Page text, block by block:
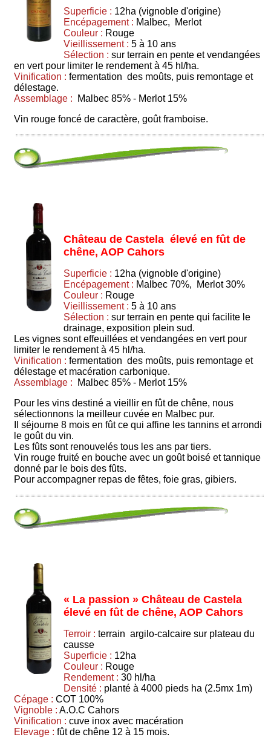
Superficie : 12ha (vignoble d'origine)
Encépagement : Malbec, Merlot
Couleur : Rouge
Vieillissement : 5 à 10 ans
Sélection : sur terrain en pente et vendangées
en vert pour limiter le rendement à 45 hl/ha.
Vinification : fermentation des moûts, puis remontage et
délestage.
Assemblage : Malbec 85% - Merlot 15%
Vin rouge foncé de caractère, goût framboise.
Château de Castela élevé en fût de
chêne, AOP Cahors
Superficie : 12ha (vignoble d'origine)
Encépagement : Malbec 70%, Merlot 30%
Couleur : Rouge
Vieillissement : 5 à 10 ans
Sélection : sur terrain en pente qui facilite le
drainage, exposition plein sud.
Les vignes sont effeuillées et vendangées en vert pour
limiter le rendement à 45 hl/ha.
Vinification : fermentation des moûts, puis remontage et
délestage et macération carbonique.
Assemblage :
Malbec 85% - Merlot 15%
Pour les vins destiné a vieillir en fût de chêne, nous
sélectionnons la meilleur cuvée en Malbec pur.
Il séjourne 8 mois en fût ce qui affine les tannins et arrondi
le goût du vin.
Les fûts sont renouvelés tous les ans par tiers.
Vin rouge fruité en bouche avec un goût boisé et tannique
donné par le bois des fûts.
Pour accompagner repas de fêtes, foie gras, gibiers.
« La passion » Château de Castela
élevé en fût de chêne, AOP Cahors
Terroir : terrain argilo-calcaire sur plateau du
causse
Superficie : 12ha
Couleur : Rouge
Rendement : 30 hl/ha
Densité : planté à 4000 pieds ha (2.5mx 1m)
Cépage : COT 100%
Vignoble : A.O.C Cahors
Vinification : cuve inox avec macération
Elevage : fût de chêne 12 à 15 mois.